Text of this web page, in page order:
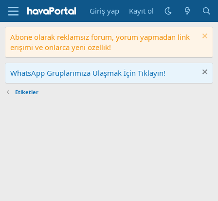
Giriş yap Kayıt ol
Abone olarak reklamsız forum, yorum yapmadan link
erişimi ve onlarca yeni özellik!
WhatsApp Gruplarımıza Ulaşmak İçin Tıklayın!
Etiketler